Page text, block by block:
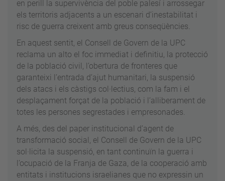
en perill la supervivència del poble palesí i arrossegar
els territoris adjacents a un escenari d’inestabilitat i
risc de guerra creixent amb greus conseqüències.
En aquest sentit, el Consell de Govern de la UPC
reclama un alto el foc immediat i definitiu, la protecció
de la població civil, l’obertura de fronteres que
garanteixi l’entrada d’ajut humanitari, la suspensió
dels atacs i els càstigs col·lectius, com la fam i el
desplaçament forçat de la població i l’alliberament de
totes les persones segrestades i empresonades.
A més, des del paper institucional d’agent de
transformació social, el Consell de Govern de la UPC
sol·licita la suspensió, en tant continuïn la guerra i
l’ocupació de la Franja de Gaza, de la cooperació amb
entitats i institucions israelianes que no expressin un